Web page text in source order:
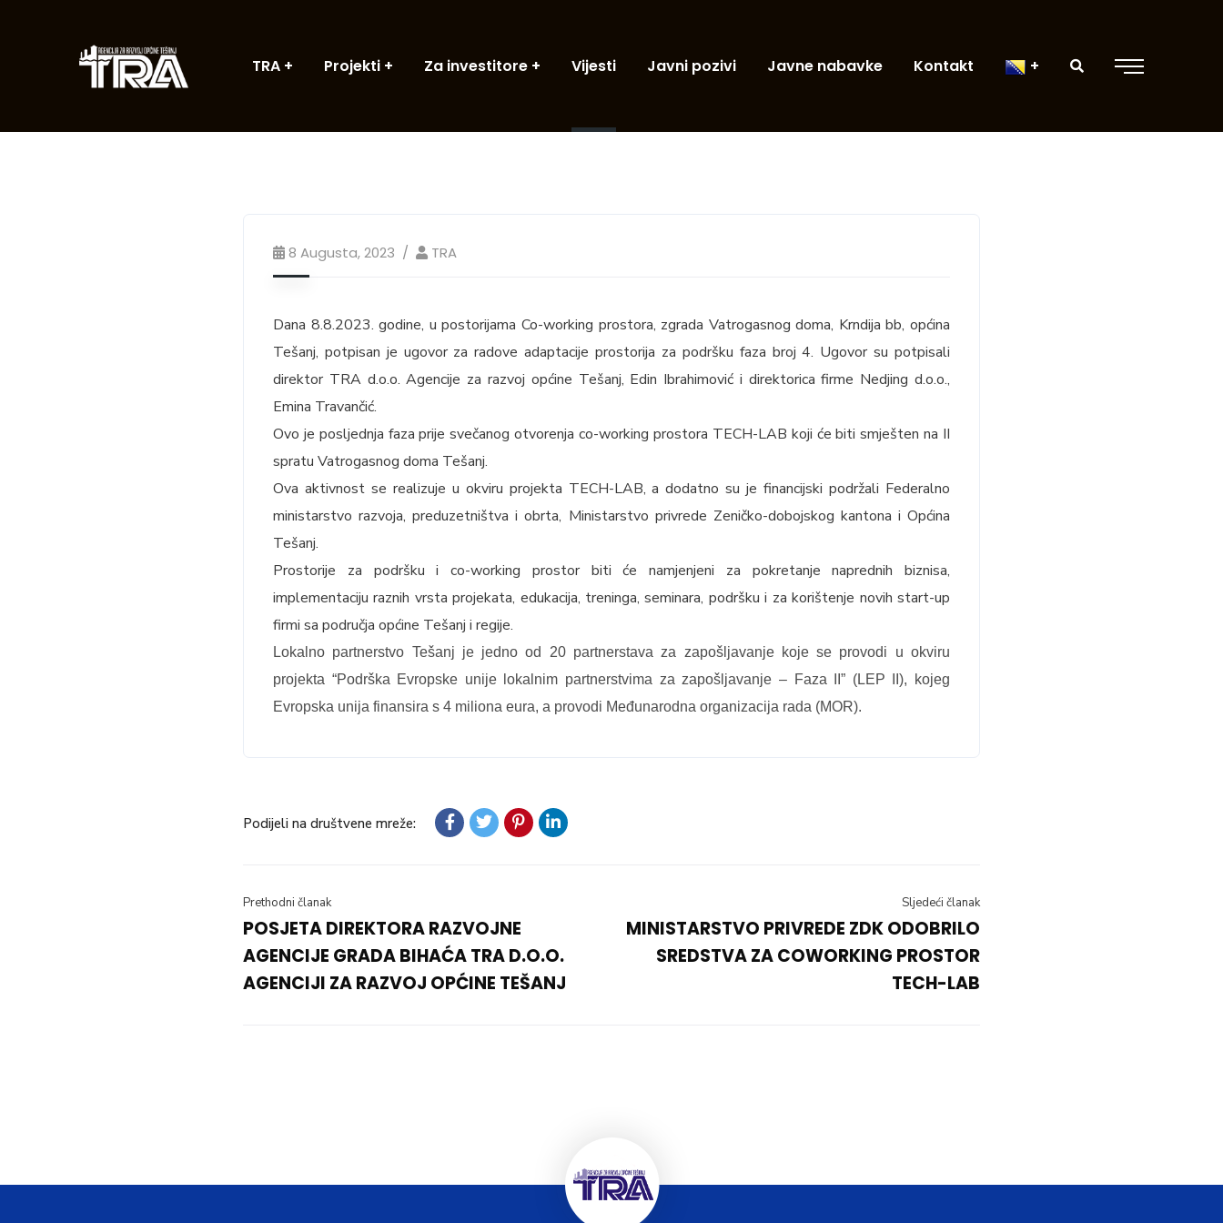
TRA Projekti Za investitore Vijesti Javni pozivi Javne nabavke Kontakt
8 Augusta, 2023 TRA
Dana 8.8.2023. godine, u postorijama Co-working prostora, zgrada Vatrogasnog doma, Krndija bb, općina
Tešanj, potpisan je ugovor za radove adaptacije prostorija za podršku faza broj 4. Ugovor su potpisali
direktor TRA d.o.o. Agencije za razvoj općine Tešanj, Edin Ibrahimović i direktorica firme Nedjing d.o.o.,
Emina Travančić.
Ovo je posljednja faza prije svečanog otvorenja co-working prostora TECH-LAB koji će biti smješten na II
spratu Vatrogasnog doma Tešanj.
Ova aktivnost se realizuje u okviru projekta TECH-LAB, a dodatno su je financijski podržali Federalno
ministarstvo razvoja, preduzetništva i obrta, Ministarstvo privrede Zeničko-dobojskog kantona i Općina
Tešanj.
Prostorije za podršku i co-working prostor biti će namjenjeni za pokretanje naprednih biznisa,
implementaciju raznih vrsta projekata, edukacija, treninga, seminara, podršku i za korištenje novih start-up
firmi sa područja općine Tešanj i regije.
Lokalno partnerstvo Tešanj je jedno od 20 partnerstava za zapošljavanje koje se provodi u okviru
projekta “Podrška Evropske unije lokalnim partnerstvima za zapošljavanje – Faza II” (LEP II), kojeg
Evropska unija finansira s 4 miliona eura, a provodi Međunarodna organizacija rada (MOR).
Podijeli na društvene mreže:
Prethodni članak
POSJETA DIREKTORA RAZVOJNE
AGENCIJE GRADA BIHAĆA TRA D.O.O.
AGENCIJI ZA RAZVOJ OPĆINE TEŠANJ
Sljedeći članak
MINISTARSTVO PRIVREDE ZDK ODOBRILO
SREDSTVA ZA COWORKING PROSTOR
TECH-LAB